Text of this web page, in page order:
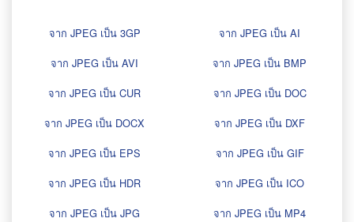
จาก JPEG เป็น 3GP
จาก JPEG เป็น AI
จาก JPEG เป็น AVI
จาก JPEG เป็น BMP
จาก JPEG เป็น CUR
จาก JPEG เป็น DOC
จาก JPEG เป็น DOCX
จาก JPEG เป็น DXF
จาก JPEG เป็น EPS
จาก JPEG เป็น GIF
จาก JPEG เป็น HDR
จาก JPEG เป็น ICO
จาก JPEG เป็น JPG
จาก JPEG เป็น MP4